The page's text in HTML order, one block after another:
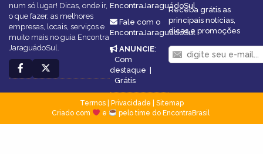
num só lugar! Dicas, onde ir,
o que fazer, as melhores
empresas, locais, serviços e
muito mais no guia Encontra
JaraguádoSul.
EncontraJaraguádoSul
Fale com o
EncontraJaraguádoSul
ANUNCIE:
Com
destaque |
Grátis
Receba grátis as
principais notícias,
dicas e promoções
Termos| Privacidade
Sitemap
Criado com
e pelo time do EncontraBrasil